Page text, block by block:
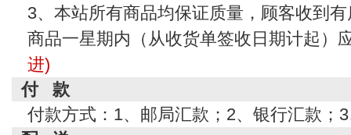
3、本站所有商品均保证质量，顾客收到
商品一星期内（从收货单签收日期计起）
进)
付 款
付款方式：1、邮局汇款；2、银行汇款；